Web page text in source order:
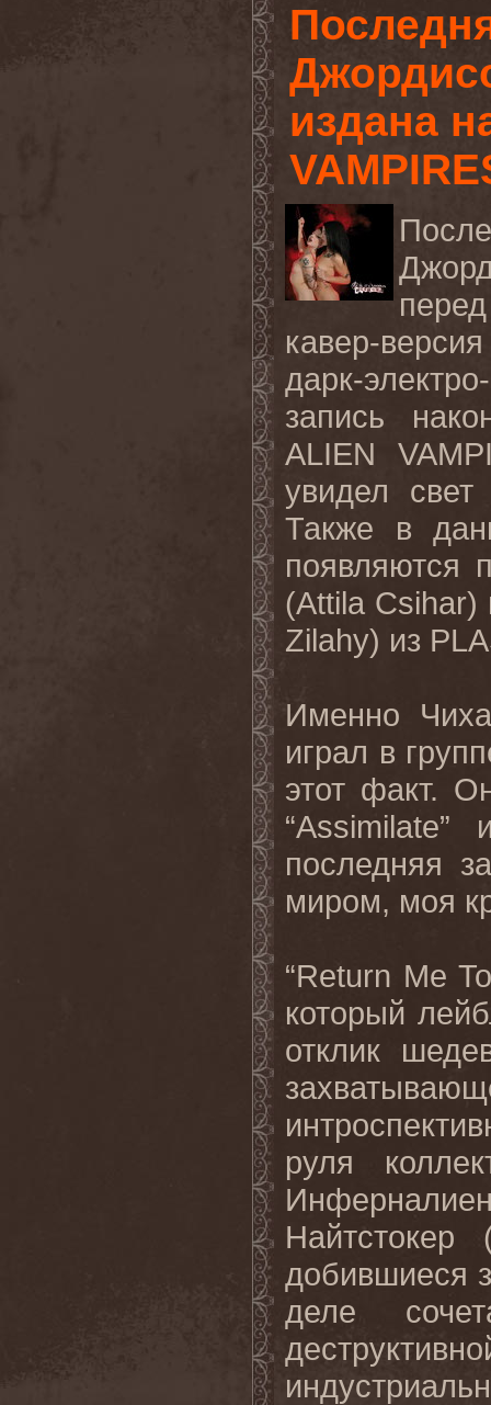
издана
кавер-
дарк-
запись
ALIEN
увидел
Также в
появляются
(Attila
Zilahy) из
Именно
играл в
этот факт.
последняя
миром, моя
“Return Me
который
отклик
руля
Найтстокер
добившиеся
деле